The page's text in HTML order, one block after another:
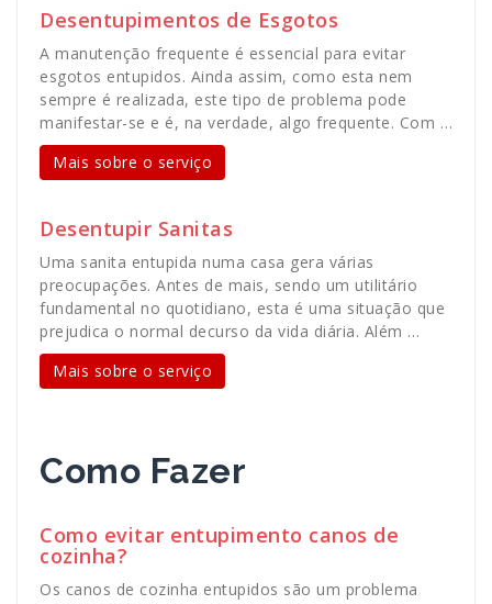
Desentupimentos de Esgotos
A manutenção frequente é essencial para evitar
esgotos entupidos. Ainda assim, como esta nem
sempre é realizada, este tipo de problema pode
manifestar-se e é, na verdade, algo frequente. Com …
Mais sobre o serviço
Desentupir Sanitas
Uma sanita entupida numa casa gera várias
preocupações. Antes de mais, sendo um utilitário
fundamental no quotidiano, esta é uma situação que
prejudica o normal decurso da vida diária. Além …
Mais sobre o serviço
Como Fazer
Como evitar entupimento canos de
cozinha?
Os canos de cozinha entupidos são um problema